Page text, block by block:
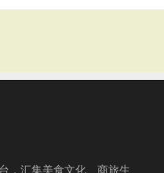
，汇集美食文化、商旅生